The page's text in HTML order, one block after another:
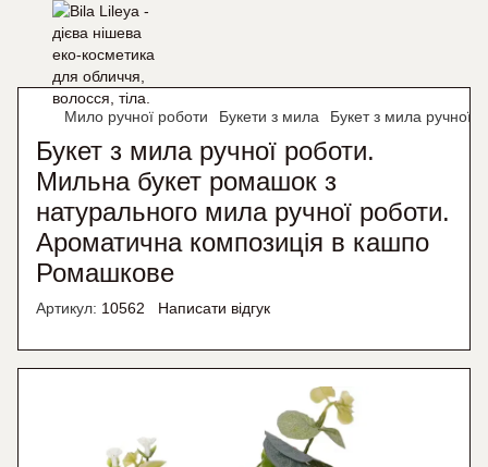
Мило ручної роботи Букети з мила Букет з мила ручної
Букет з мила ручної роботи.
Мильна букет ромашок з
натурального мила ручної роботи.
Ароматична композиція в кашпо
Ромашкове
Артикул: 10562 Написати відгук